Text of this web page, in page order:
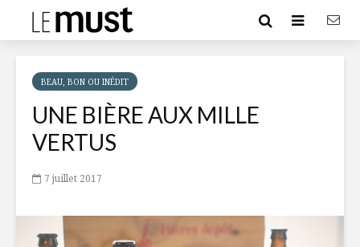
BEAU, BON OU INÉDIT
UNE BIÈRE AUX MILLE
VERTUS
7 juillet 2017